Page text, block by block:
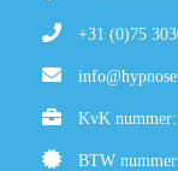
+31 (0)75
KvK
BTW